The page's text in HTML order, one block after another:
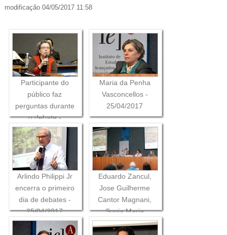
modificação04/05/2017 11:58
Participante do
público faz
perguntas durante
o debate -
25/04/2017
Maria da Penha
Vasconcellos -
25/04/2017
Arlindo Philippi Jr
encerra o primeiro
dia de debates -
25/04/2017
Eduardo Zancul,
Jose Guilherme
Cantor Magnani,
Sonia Maria
Viggiani Coutinho,